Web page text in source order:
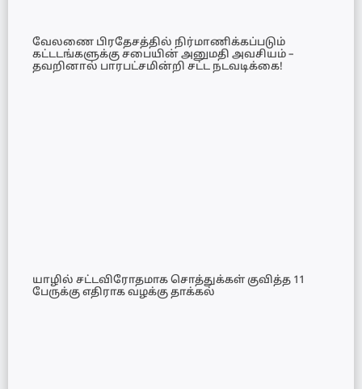
வேலணை பிரதேசத்தில் நிர்மாணிக்கப்படும்
கட்டடங்களுக்கு சபையின் அனுமதி அவசியம் –
தவறினால் பாரபட்சமின்றி சட்ட நடவடிக்கை!
யாழில் சட்டவிரோதமாக சொத்துக்கள் குவித்த 11
பேருக்கு எதிராக வழக்கு தாக்கல்